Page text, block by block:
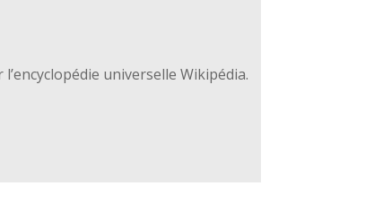
universelle Wikipédia.